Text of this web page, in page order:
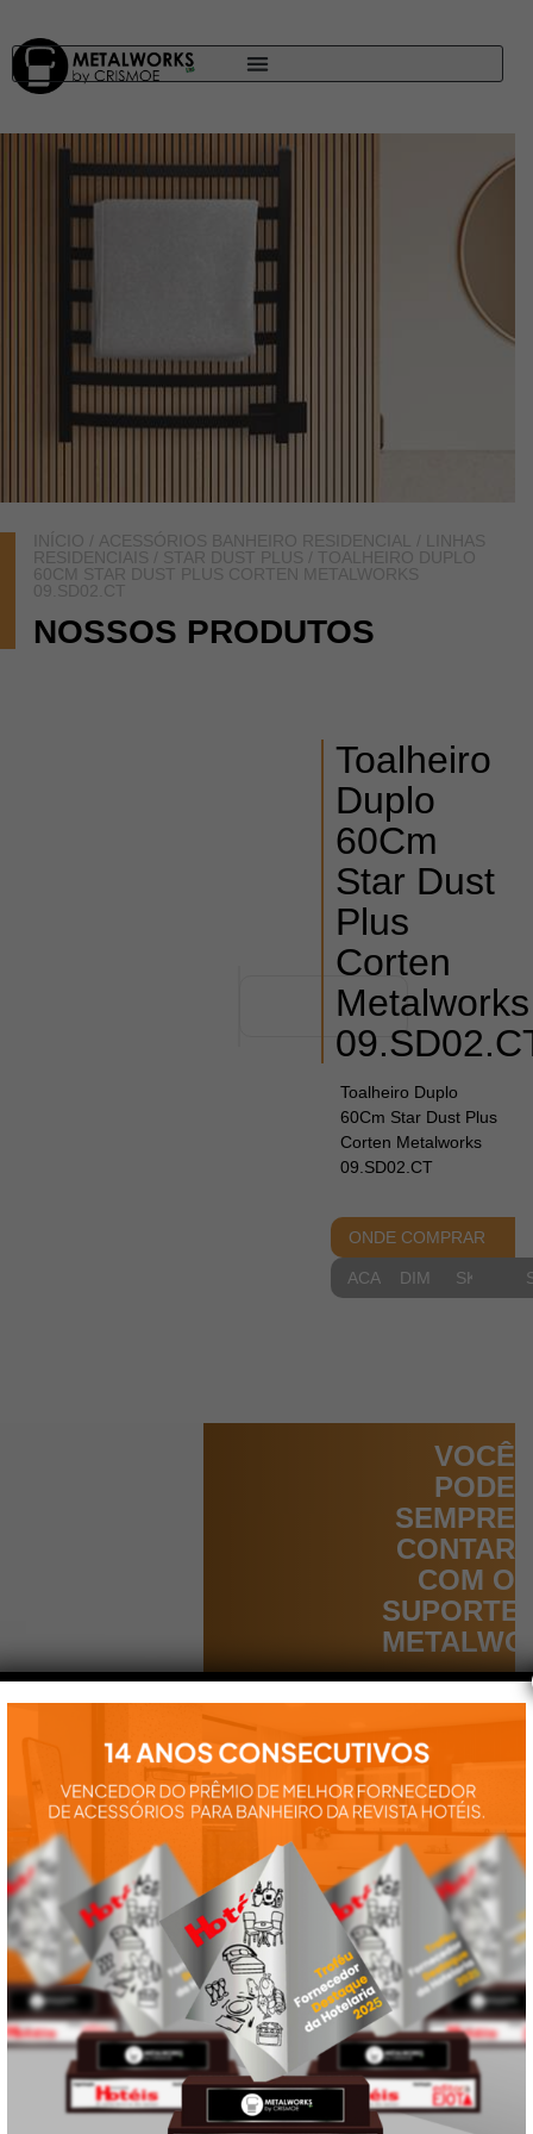
INÍCIO / ACESSÓRIOS BANHEIRO RESIDENCIAL /
LINHAS
RESIDENCIAIS / STAR DUST PLUS / TOALHEIRO DUPLO
60CM STAR DUST PLUS CORTEN METALWORKS
09.SD02.CT
NOSSOS PRODUTOS
Toalheiro
Duplo
60Cm
Star Dust
Plus
Corten
Metalworks
Toalheiro Duplo
60Cm Star Dust Plus
Corten Metalworks
09.SD02.CT
ONDE COMPRAR
ACABAMENTOS
DIMENSIONAIS
VOCÊ
PODE
SEMPRE
CONTAR
COM O
SUPORTE
Aqui você
encontra tudo
instalação e
nossos
produtos:
manuais,
vídeos,
catálogos e
tudo mais que
precisa.
VEJA
TAMBÉM